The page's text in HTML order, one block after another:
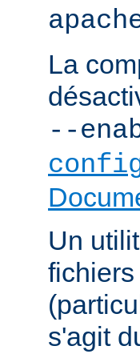
La
--
Un
s'agit